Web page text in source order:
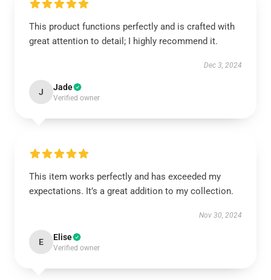
This product functions perfectly and is crafted with
great attention to detail; I highly recommend it.
Dec 3, 2024
J Jade
Verified owner
This item works perfectly and has exceeded my
expectations. It’s a great addition to my collection.
Nov 30, 2024
E Elise
Verified owner